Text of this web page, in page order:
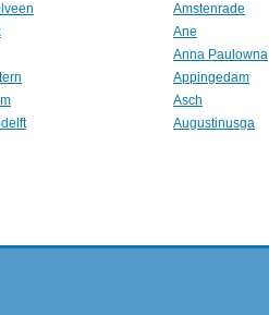
Amstenrade
Ane
Anna Paulowna
Appingedam
Asch
Augustinusga